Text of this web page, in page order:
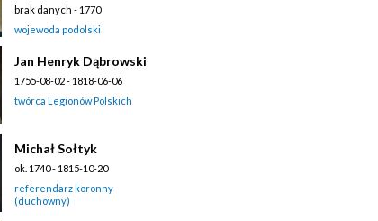
brak danych - 1770
wojewoda podolski
Jan Henryk Dąbrowski
1755-08-02 - 1818-06-06
twórca Legionów Polskich
Michał Sołtyk
ok. 1740 - 1815-10-20
referendarz koronny
(duchowny)